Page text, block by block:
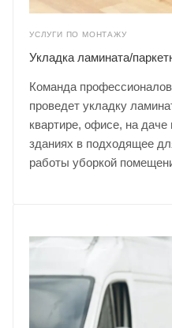
УСЛУГИ ПО МОНТАЖУ
Укладка ламината/
Команда
проведет укладку
квартире, офисе, на даче
зданиях в подходящее
работы уборкой